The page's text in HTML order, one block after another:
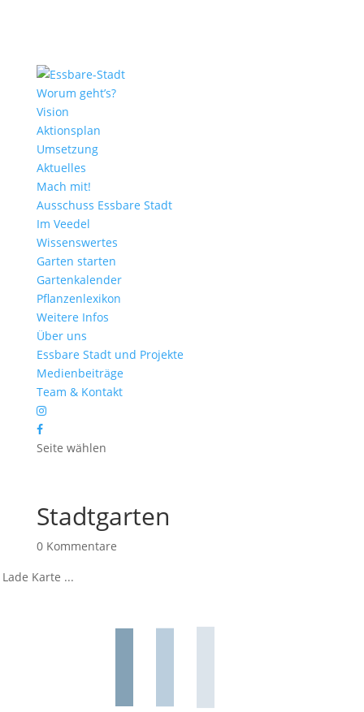
Worum geht’s?
Vision
Aktionsplan
Umsetzung
Aktuelles
Mach mit!
Ausschuss Essbare Stadt
Im Veedel
Wissenswertes
Garten starten
Gartenkalender
Pflanzenlexikon
Weitere Infos
Über uns
Essbare Stadt und Projekte
Medienbeiträge
Team & Kontakt
Seite wählen
Stadtgarten
0 Kommentare
Lade Karte ...